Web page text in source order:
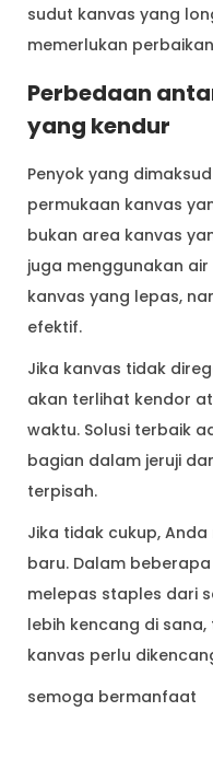
sudut kanvas yang
memerlukan
Perbedaan
yang kendur
Penyok yang
permukaan kanvas
bukan area kanvas
juga menggunakan
kanvas yang lepas,
efektif.
Jika kanvas tidak
akan terlihat kendor
waktu. Solusi terbaik
bagian dalam jeruji
terpisah.
Jika tidak cukup,
baru. Dalam
melepas staples dari
lebih kencang di
kanvas perlu
semoga bermanfaat